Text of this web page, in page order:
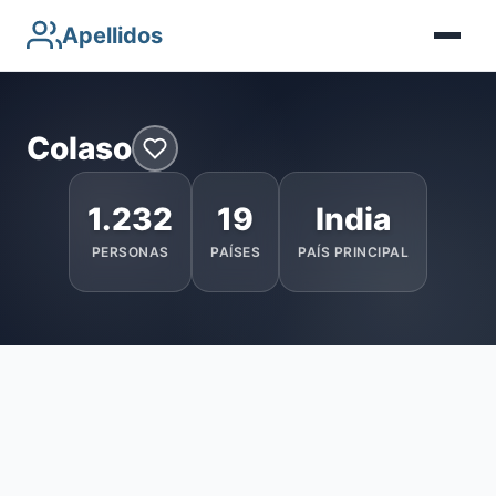
Apellidos
Colaso
1.232
PERSONAS
19
PAÍSES
India
PAÍS PRINCIPAL